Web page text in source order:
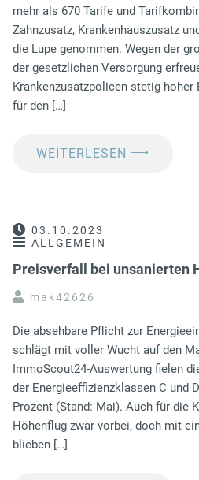
mehr als 670 Tarife und
Zahnzusatz, Krankenhauszusatz
die Lupe genommen. Wegen der
der gesetzlichen Versorgung
Krankenzusatzpolicen stetig
für den […]
WEITERLESEN ⟶
03.10.2023
ALLGEMEIN
Preisverfall bei unsanierten
mak42626
Die absehbare Pflicht zur
schlägt mit voller Wucht auf den
ImmoScout24-Auswertung fielen
der Energieeffizienzklassen C und
Prozent (Stand: Mai). Auch für die
Höhenflug zwar vorbei, doch mit
blieben […]